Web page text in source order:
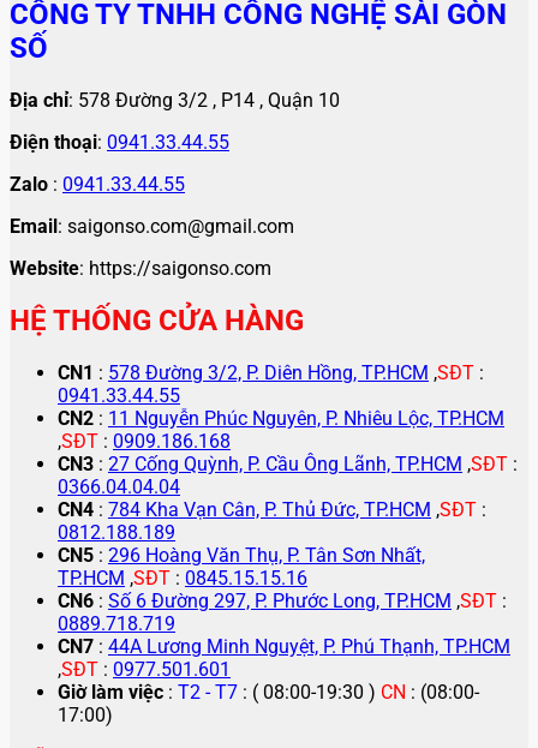
CÔNG TY TNHH CÔNG NGHỆ SÀI GÒN
SỐ
Địa chỉ: 578 Đường 3/2 , P14 , Quận 10
Điện thoại: 0941.33.44.55
Zalo : 0941.33.44.55
Email: saigonso.com@gmail.com
Website: https://saigonso.com
HỆ THỐNG CỬA HÀNG
CN1 : 578 Đường 3/2, P. Diên Hồng, TP.HCM ,SĐT :
0941.33.44.55
CN2 : 11 Nguyễn Phúc Nguyên, P. Nhiêu Lộc, TP.HCM
,SĐT : 0909.186.168
CN3 : 27 Cống Quỳnh, P. Cầu Ông Lãnh, TP.HCM ,SĐT :
0366.04.04.04
CN4 : 784 Kha Vạn Cân, P. Thủ Đức, TP.HCM ,SĐT :
0812.188.189
CN5 : 296 Hoàng Văn Thụ, P. Tân Sơn Nhất,
TP.HCM ,SĐT : 0845.15.15.16
CN6 : Số 6 Đường 297, P. Phước Long, TP.HCM ,SĐT :
0889.718.719
CN7 : 44A Lương Minh Nguyệt, P. Phú Thạnh, TP.HCM
,SĐT : 0977.501.601
Giờ làm việc : T2 - T7 : ( 08:00-19:30 ) CN : (08:00-
17:00)